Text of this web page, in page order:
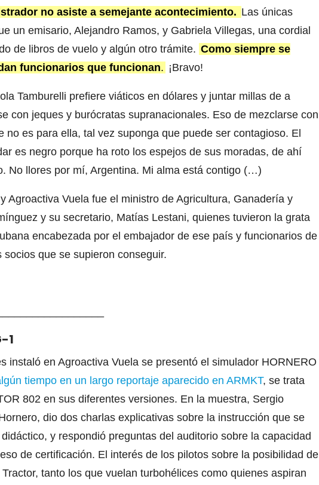
no asiste a semejante acontecimiento. Las únicas
un emisario, Alejandro Ramos, y Gabriela Villegas, una cordial
de libros de vuelo y algún otro trámite. Como siempre se
funcionarios que funcionan. ¡Bravo!
Tamburelli prefiere viáticos en dólares y juntar millas de a
con jeques y burócratas supranacionales. Eso de mezclarse con
no es para ella, tal vez suponga que puede ser contagioso. El
es negro porque ha roto los espejos de sus moradas, de ahí
No llores por mí, Argentina. Mi alma está contigo (…)
Agroactiva Vuela fue el ministro de Agricultura, Ganadería y
y su secretario, Matías Lestani, quienes tuvieron la grata
encabezada por el embajador de ese país y funcionarios de
que se supieron conseguir.
1
instaló en Agroactiva Vuela se presentó el simulador HORNERO
tiempo en un largo reportaje aparecido en ARMKT, se trata
802 en sus diferentes versiones. En la muestra, Sergio
dio dos charlas explicativas sobre la instrucción que se
y respondió preguntas del auditorio sobre la capacidad
de certificación. El interés de los pilotos sobre la posibilidad de
tanto los que vuelan turbohélices como quienes aspiran